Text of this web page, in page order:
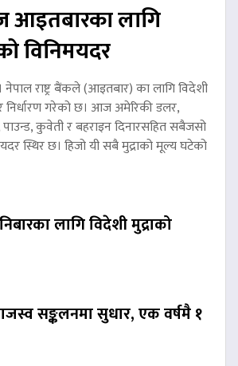
लागि
विनिमयदर
राष्ट्र बैंकले (आइतबार) का लागि विदेशी
निर्धारण गरेको छ। आज अमेरिकी डलर,
कुवेती र बहराइन दिनारसहित सबैजसो
स्थिर छ। हिजो यी सबै मुद्राको मूल्य घटेको
लागि विदेशी मुद्राको
सङ्कलनमा सुधार, एक वर्षमै १